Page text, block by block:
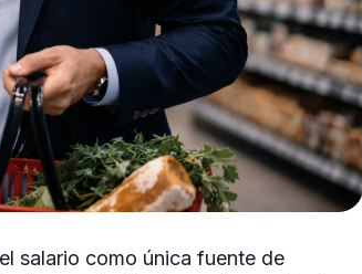
salario como única fuente de